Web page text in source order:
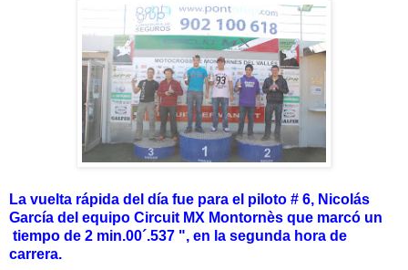
La vuelta rápida del día fue para el piloto # 6, Nicolás
García del equipo Circuit MX Montornès que marcó un
tiempo de 2 min.00´.537 ", en la segunda hora de
carrera.